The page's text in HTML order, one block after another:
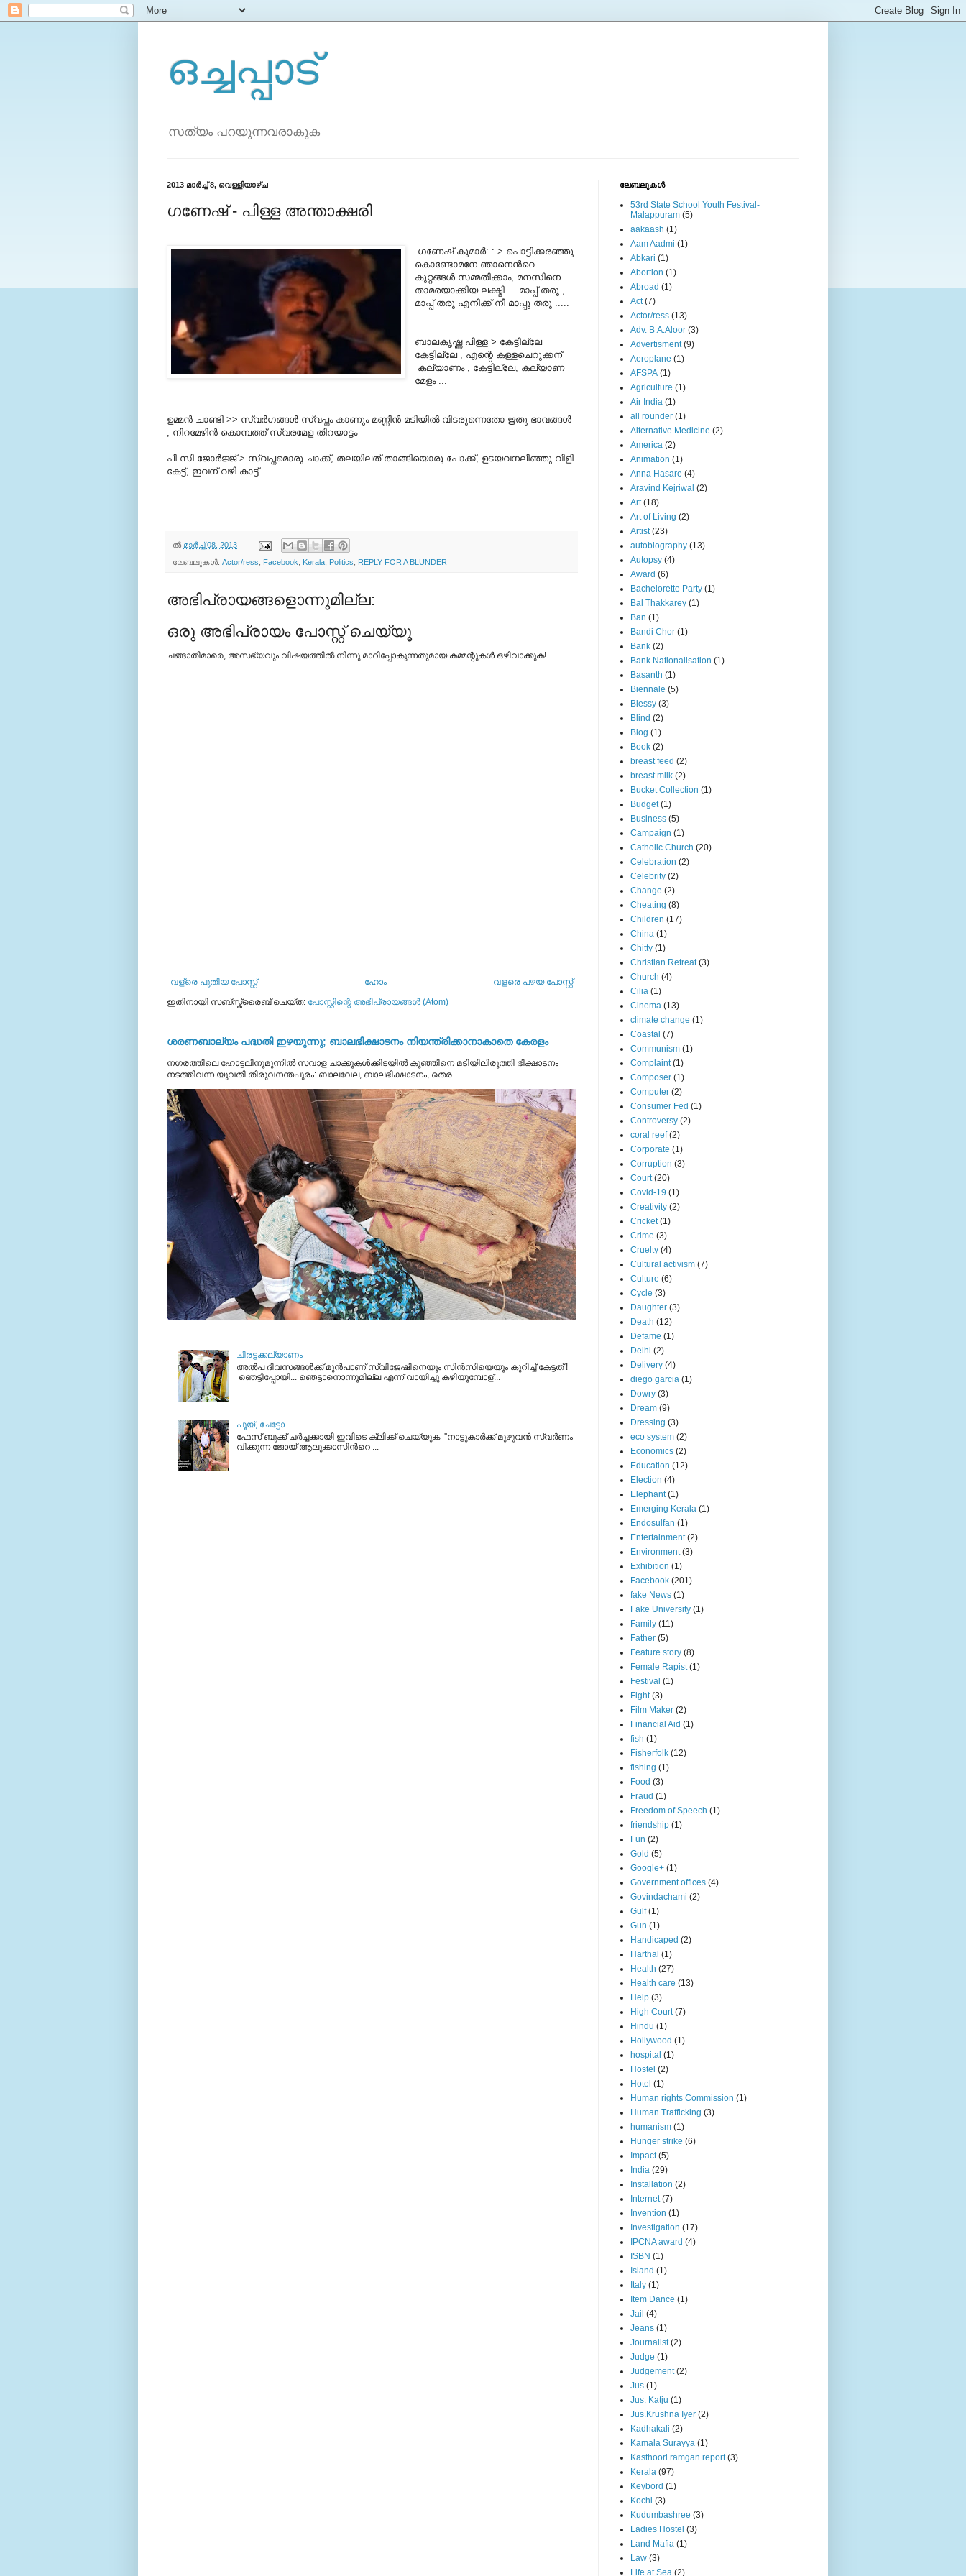
ഒച്ചപ്പാട്
സത്യം പറയുന്നവരാകുക
2013 മാർച്ച് 8, വെള്ളിയാഴ്‌ച
ഗണേഷ്‌ - പിള്ള അന്താക്ഷരി
ഗണേഷ്‌ കുമാര്‍: : > പൊട്ടിക്കരഞ്ഞു
കൊണ്ടോമനേ ഞാനെന്‍റെ
കുറ്റങ്ങള്‍ സമ്മതിക്കാം, മനസിനെ
താമരയാക്കിയ ലക്ഷ്മി ....മാപ്പ് തരൂ ,
മാപ്പ് തരൂ എനിക്ക് നീ മാപ്പു തരൂ .....
ബാലകൃഷ്ണ പിള്ള > കേട്ടില്ലേ
കേട്ടില്ലേ , എന്റെ കള്ളചെറുക്കന്
കല്യാണം , കേട്ടില്ലേ, കല്യാണ
മേളം ...
ഉമ്മന്‍ ചാണ്ടി >> സ്വര്‍ഗങ്ങള്‍ സ്വപ്നം കാണും മണ്ണിന്‍ മടിയില്‍ വിടരുന്നെതോ ഋതു ഭാവങ്ങള്‍
, നിറമേഴിന്‍ കൊമ്പത്ത് സ്വരമേള തിറയാട്ടം
പി സി ജോര്‍ജ്ജ് > സ്വപ്നമൊരു ചാക്ക്, തലയിലത് താങ്ങിയൊരു പോക്ക്, ഉടയവനലിഞ്ഞു വിളി
കേട്ട്, ഇവന് വഴി കാട്ട്
ല്‍ മാർച്ച് 08, 2013
ലേബലുകള്‍: Actor/ress, Facebook, Kerala, Politics, REPLY FOR A BLUNDER
അഭിപ്രായങ്ങളൊന്നുമില്ല:
ഒരു അഭിപ്രായം പോസ്റ്റ് ചെയ്യൂ
ചങ്ങാതിമാരെ, അസഭ്യവും വിഷയത്തില്‍ നിന്നു മാറിപ്പോകുന്നതുമായ കമ്മന്റുകള്‍ ഒഴിവാക്കുക!
വള്രെ പുതിയ പോസ്റ്റ് വളരെ പഴയ പോസ്റ്റ്
ഹോം
ഇതിനായി സബ്‌സ്ക്രൈബ് ചെയ്ത: പോസ്റ്റിന്റെ അഭിപ്രായങ്ങള്‍ (Atom)
ശരണബാല്യം പദ്ധതി ഇഴയുന്നു; ബാലഭിക്ഷാടനം നിയന്ത്രിക്കാനാകാതെ കേരളം
നഗരത്തിലെ ഹോട്ടലിനുമുന്നിൽ സവാള ചാക്കുകൾക്കിടയിൽ കുഞ്ഞിനെ മടിയിലിരുത്തി ഭിക്ഷാടനം
നടത്തിവന്ന യുവതി തിരുവനന്തപുരം: ബാലവേല, ബാലഭിക്ഷാടനം, തെര...
ചിരട്ടക്കല്യാണം
അല്‍പ ദിവസങ്ങള്‍ക്ക് മുന്‍പാണ് സ്വിജേഷിനെയും സിന്‍സിയെയും കുറിച്ച് കേട്ടത് !
ഞെട്ടിപ്പോയി... ഞെട്ടാനൊന്നുമില്ല എന്ന് വായിച്ചു കഴിയുമ്പോള്...
പൂയ്‌, ചേട്ടോ....
ഫേസ് ബുക്ക്‌ ചര്‍ച്ചക്കായി ഇവിടെ ക്ലിക്ക് ചെയ്യുക ''നാട്ടുകാര്‍ക്ക് മുഴുവന്‍ സ്വര്‍ണം
വിക്കുന്ന ജോയ്‌ ആലുക്കാസിന്‍റെ ...
ലേബലുകള്‍
53rd State School Youth Festival-
Malappuram (5)
aakaash (1)
Aam Aadmi (1)
Abkari (1)
Abortion (1)
Abroad (1)
Act (7)
Actor/ress (13)
Adv. B.A.Aloor (3)
Advertisment (9)
Aeroplane (1)
AFSPA (1)
Agriculture (1)
Air India (1)
all rounder (1)
Alternative Medicine (2)
America (2)
Animation (1)
Anna Hasare (4)
Aravind Kejriwal (2)
Art (18)
Art of Living (2)
Artist (23)
autobiography (13)
Autopsy (4)
Award (6)
Bachelorette Party (1)
Bal Thakkarey (1)
Ban (1)
Bandi Chor (1)
Bank (2)
Bank Nationalisation (1)
Basanth (1)
Biennale (5)
Blessy (3)
Blind (2)
Blog (1)
Book (2)
breast feed (2)
breast milk (2)
Bucket Collection (1)
Budget (1)
Business (5)
Campaign (1)
Catholic Church (20)
Celebration (2)
Celebrity (2)
Change (2)
Cheating (8)
Children (17)
China (1)
Chitty (1)
Christian Retreat (3)
Church (4)
Cilia (1)
Cinema (13)
climate change (1)
Coastal (7)
Communism (1)
Complaint (1)
Composer (1)
Computer (2)
Consumer Fed (1)
Controversy (2)
coral reef (2)
Corporate (1)
Corruption (3)
Court (20)
Covid-19 (1)
Creativity (2)
Cricket (1)
Crime (3)
Cruelty (4)
Cultural activism (7)
Culture (6)
Cycle (3)
Daughter (3)
Death (12)
Defame (1)
Delhi (2)
Delivery (4)
diego garcia (1)
Dowry (3)
Dream (9)
Dressing (3)
eco system (2)
Economics (2)
Education (12)
Election (4)
Elephant (1)
Emerging Kerala (1)
Endosulfan (1)
Entertainment (2)
Environment (3)
Exhibition (1)
Facebook (201)
fake News (1)
Fake University (1)
Family (11)
Father (5)
Feature story (8)
Female Rapist (1)
Festival (1)
Fight (3)
Film Maker (2)
Financial Aid (1)
fish (1)
Fisherfolk (12)
fishing (1)
Food (3)
Fraud (1)
Freedom of Speech (1)
friendship (1)
Fun (2)
Gold (5)
Google+ (1)
Government offices (4)
Govindachami (2)
Gulf (1)
Gun (1)
Handicaped (2)
Harthal (1)
Health (27)
Health care (13)
Help (3)
High Court (7)
Hindu (1)
Hollywood (1)
hospital (1)
Hostel (2)
Hotel (1)
Human rights Commission (1)
Human Trafficking (3)
humanism (1)
Hunger strike (6)
Impact (5)
India (29)
Installation (2)
Internet (7)
Invention (1)
Investigation (17)
IPCNA award (4)
ISBN (1)
Island (1)
Italy (1)
Item Dance (1)
Jail (4)
Jeans (1)
Journalist (2)
Judge (1)
Judgement (2)
Jus (1)
Jus. Katju (1)
Jus.Krushna Iyer (2)
Kadhakali (2)
Kamala Surayya (1)
Kasthoori ramgan report (3)
Kerala (97)
Keybord (1)
Kochi (3)
Kudumbashree (3)
Ladies Hostel (3)
Land Mafia (1)
Law (3)
Life at Sea (2)